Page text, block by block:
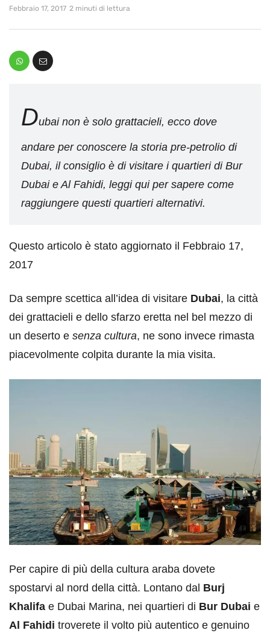
Febbraio 17, 2017 2 minuti di lettura
Dubai non è solo grattacieli, ecco dove
andare per conoscere la storia pre-petrolio di
Dubai, il consiglio è di visitare i quartieri di Bur
Dubai e Al Fahidi, leggi qui per sapere come
raggiungere questi quartieri alternativi.
Questo articolo è stato aggiornato il Febbraio 17,
2017
Da sempre scettica all’idea di visitare Dubai, la città
dei grattacieli e dello sfarzo eretta nel bel mezzo di
un deserto e senza cultura, ne sono invece rimasta
piacevolmente colpita durante la mia visita.
Per capire di più della cultura araba dovete
spostarvi al nord della città. Lontano dal Burj
Khalifa e Dubai Marina, nei quartieri di Bur Dubai e
Al Fahidi troverete il volto più autentico e genuino